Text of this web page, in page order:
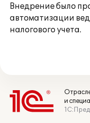
Внедрение было
автоматизации
налогового учета.
и